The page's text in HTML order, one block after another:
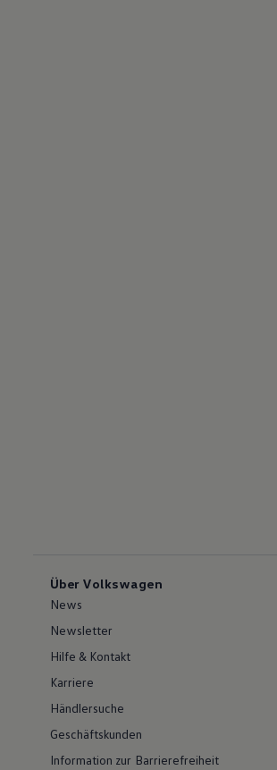
Über Volkswagen
News
Newsletter
Hilfe & Kontakt
Karriere
Händlersuche
Geschäftskunden
Information zur Barrierefreiheit